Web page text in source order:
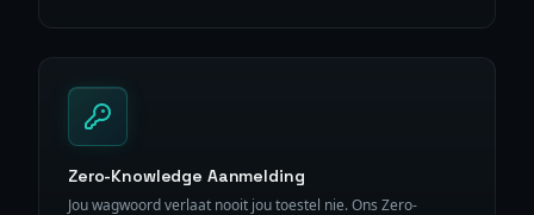
Zero-Knowledge Aanmelding
Jou wagwoord verlaat nooit jou toestel nie. Ons Zero-